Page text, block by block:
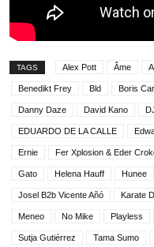
TAGS Alex Pott Âme
Benedikt Frey Bld Boris
Danny Daze David Kano
EDUARDO DE LA CALLE
Ernie Fer Xplosion & Eder
Gato Helena Hauff Hunee
Josel B2b Vicente Añó Karate
Meneo No Mike Playless
Sutja Gutiérrez Tama Sumo